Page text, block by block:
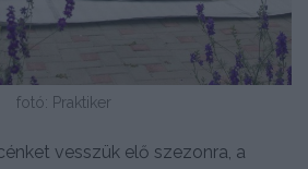
fotó: Praktiker
vesszük elő szezonra, a